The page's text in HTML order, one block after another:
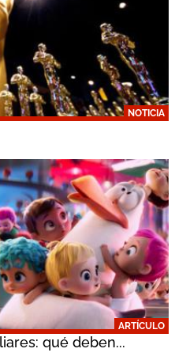
NOTICIA
ARTÍCULO
qué deben...